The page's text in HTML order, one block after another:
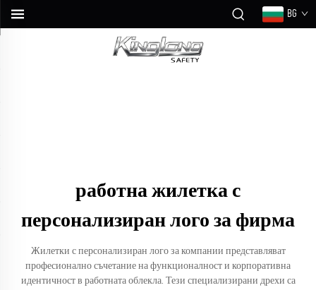
BG
работна жилетка с
персонализиран лого за фирма
Жилетки с персонализиран лого за компании представляват
професионално съчетание на функционалност и корпоративна
идентичност в работната облекла. Тези специализирани дрехи са